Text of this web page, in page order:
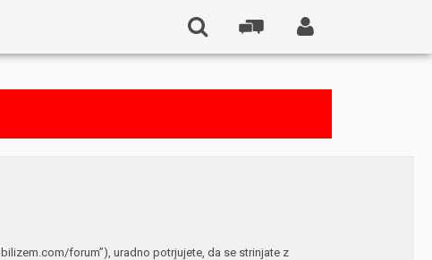
forum”), uradno potrjujete, da se strinjate z